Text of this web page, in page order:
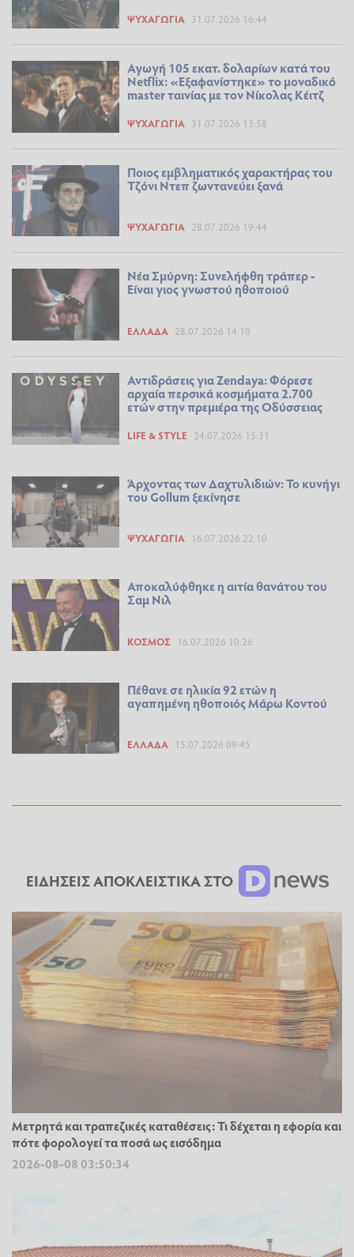
ΨΥΧΑΓΩΓΊΑ 31.07.2026 16:44
Αγωγή 105 εκατ. δολαρίων κατά του
Netflix: «Εξαφανίστηκε» το μοναδικό
master ταινίας με τον Νίκολας Κέιτζ
ΨΥΧΑΓΩΓΊΑ 31.07.2026 13:58
Ποιος εμβληματικός χαρακτήρας του
Τζόνι Ντεπ ζωντανεύει ξανά
ΨΥΧΑΓΩΓΊΑ 28.07.2026 19:44
Νέα Σμύρνη: Συνελήφθη τράπερ -
Είναι γιος γνωστού ηθοποιού
ΕΛΛΆΔΑ 28.07.2026 14:10
Αντιδράσεις για Zendaya: Φόρεσε
αρχαία περσικά κοσμήματα 2.700
ετών στην πρεμιέρα της Οδύσσειας
LIFE & STYLE 24.07.2026 15:31
Άρχοντας των Δαχτυλιδιών: Το κυνήγι
του Gollum ξεκίνησε
ΨΥΧΑΓΩΓΊΑ 16.07.2026 22:10
Αποκαλύφθηκε η αιτία θανάτου του
Σαμ Νιλ
ΚΌΣΜΟΣ 16.07.2026 10:26
Πέθανε σε ηλικία 92 ετών η
αγαπημένη ηθοποιός Μάρω Κοντού
ΕΛΛΆΔΑ 15.07.2026 09:45
ΕΙΔΗΣΕΙΣ ΑΠΟΚΛΕΙΣΤΙΚΑ ΣΤΟ
Μετρητά και τραπεζικές καταθέσεις: Τι δέχεται η εφορία και
πότε φορολογεί τα ποσά ως εισόδημα
2026-08-08 03:50:34